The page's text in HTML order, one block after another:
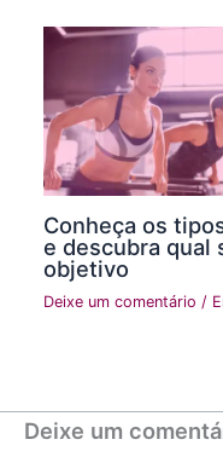
Conheça os
e descubra qual
objetivo
Deixe um comentário /
Deixe um